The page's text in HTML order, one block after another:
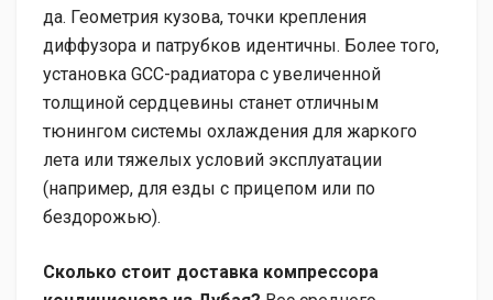
да. Геометрия кузова, точки крепления
диффузора и патрубков идентичны. Более того,
установка GCC-радиатора с увеличенной
толщиной сердцевины станет отличным
тюнингом системы охлаждения для жаркого
лета или тяжелых условий эксплуатации
(например, для езды с прицепом или по
бездорожью).
Сколько стоит доставка компрессора